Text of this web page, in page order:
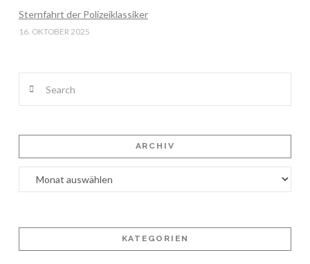
Sternfahrt der Polizeiklassiker
16. OKTOBER 2025
ARCHIV
Archiv
KATEGORIEN